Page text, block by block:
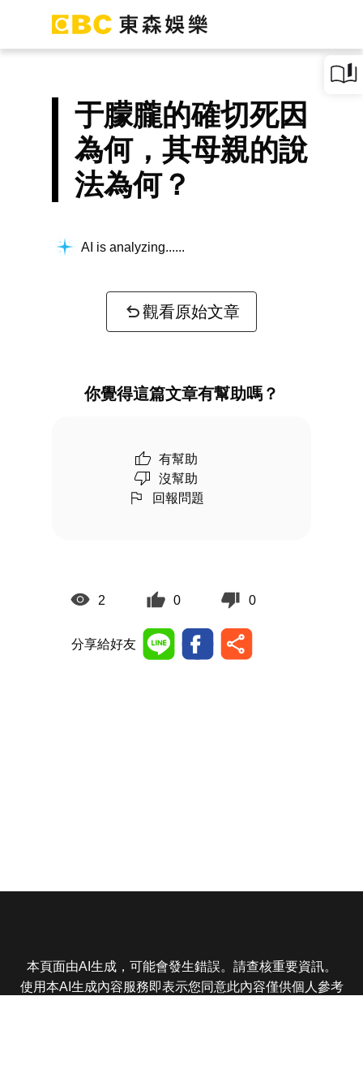
于朦朧的確切死因
為何，其母親的說
法為何？
AI is analyzing...
觀看原始文章
你覺得這篇文章有幫助嗎？
有幫助
沒幫助
回報問題
2 0 0
分享給好友
本頁面由AI生成，可能會發生錯誤。請查核重要資訊。
使用本AI生成內容服務即表示您同意此內容僅供個人參考